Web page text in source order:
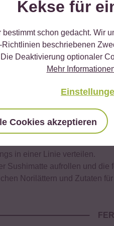
besten Hangiri) geben
Seite nach unten auf die
Sushireises auf dem
jeweils ca. 2 cm frei
Schnittlauchhalme, etwas
in einer Linie verteilen.
Sushimatte aufrollen und
Norilättern und Zutaten
Kekse für
bestimmt schon gedacht. Wir
beschriebenen
Die Deaktivierung optionaler
Mehr
Cookies akzeptieren